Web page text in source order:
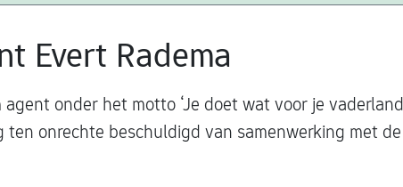
Evert Radema
onder het motto ‘Je doet wat voor je
ten onrechte beschuldigd van samenwerking met